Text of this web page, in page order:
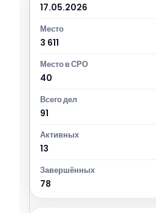
17.05.2026
3 611
40
91
13
78